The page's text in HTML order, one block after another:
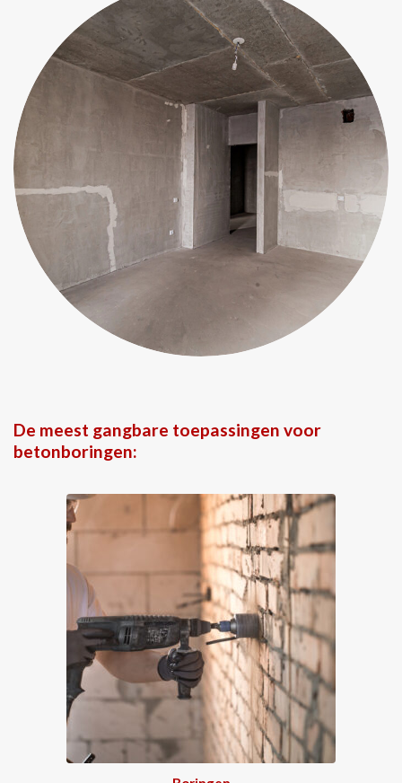
De meest gangbare toepassingen voor
betonboringen: